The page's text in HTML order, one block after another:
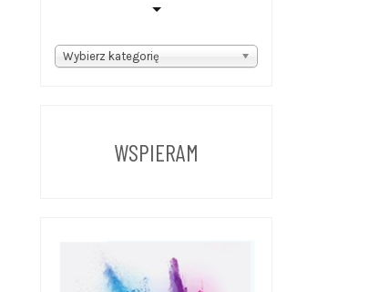
WPISYWybierz kategorię
WSPIERAM